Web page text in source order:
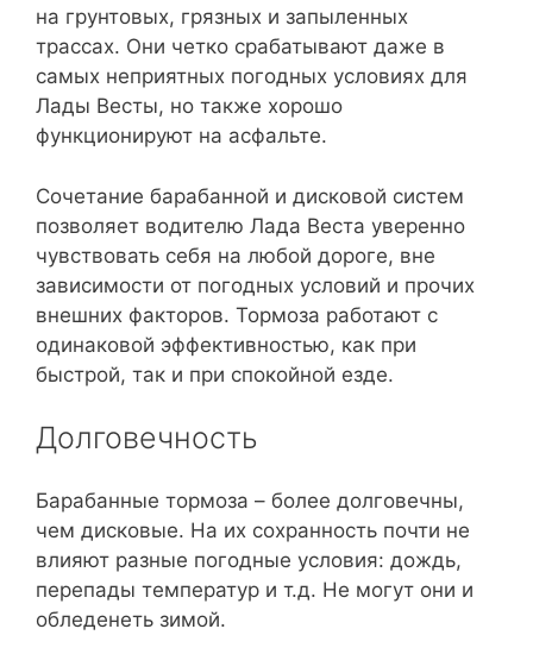
на грунтовых, грязных и запыленных
трассах. Они четко срабатывают даже в
самых неприятных погодных условиях для
Лады Весты, но также хорошо
функционируют на асфальте.
Сочетание барабанной и дисковой систем
позволяет водителю Лада Веста уверенно
чувствовать себя на любой дороге, вне
зависимости от погодных условий и прочих
внешних факторов. Тормоза работают с
одинаковой эффективностью, как при
быстрой, так и при спокойной езде.
Долговечность
Барабанные тормоза – более долговечны,
чем дисковые. На их сохранность почти не
влияют разные погодные условия: дождь,
перепады температур и т.д. Не могут они и
обледенеть зимой.